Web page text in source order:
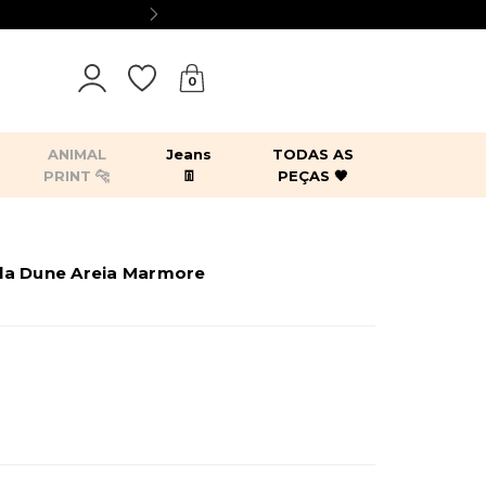
0
ANIMAL
PRINT 🐆
Jeans
👖
TODAS AS
PEÇAS 🖤
blazers
Dune Areia Marmore